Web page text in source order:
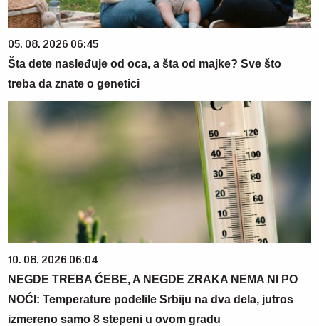
05. 08. 2026 06:45
Šta dete nasleđuje od oca, a šta od majke? Sve što
treba da znate o genetici
10. 08. 2026 06:04
NEGDE TREBA ĆEBE, A NEGDE ZRAKA NEMA NI PO
NOĆI: Temperature podelile Srbiju na dva dela, jutros
izmereno samo 8 stepeni u ovom gradu